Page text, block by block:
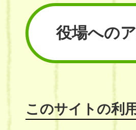
役場への
このサイトの利